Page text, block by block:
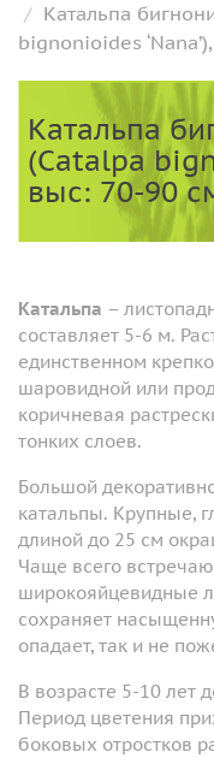
Катальпа
bignonioides
Катальпа
(Catalpa
выс: 70-90
Катальпа –
составляет 5-6 м.
единственном
шаровидной или
коричневая
тонких слоев.
Большой
катальпы. Крупные,
длиной до 25 см
Чаще всего
широкояйцевидные
сохраняет
опадает, так и не
В возрасте 5-10 лет
Период цветения
боковых отростков